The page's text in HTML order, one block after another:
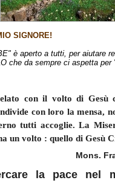
SIGNORE!
è aperto a tutti, per aiutare
che da sempre ci aspetta per
con il volto di Gesù
con loro la mensa,
tutti accoglie. La
un volto : quello di Gesù
Mons.
la pace nel